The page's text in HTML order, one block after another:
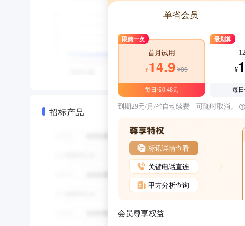
招标产品
单省会员
限购一次
首月试用
¥14.9 ¥39
每日仅0.48元
最划算
¥
每日
到期29元/月/省自动续费，可随时取消。
标讯详情查看
关键电话直连
甲方分析查询
会员尊享权益